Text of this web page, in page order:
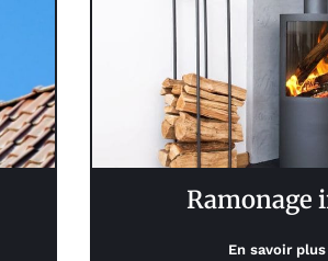
Ramonage
En savoir plus